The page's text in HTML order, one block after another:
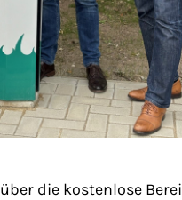
die kostenlose